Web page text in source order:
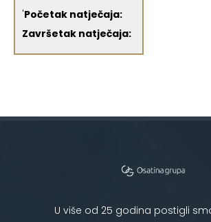
'Početak natječaja:
Završetak natječaja:
U više od 25 godina postigli